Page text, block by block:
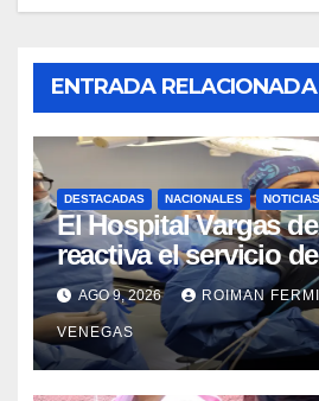
ENTRADA RELACIONADA
DESTACADAS NACIONALES NOTICIAS
El Hospital Vargas
reactiva el servicio de
Retrógrada
beneficiar a cientos
AGO 9, 2026 ROIMAN
VENEGAS